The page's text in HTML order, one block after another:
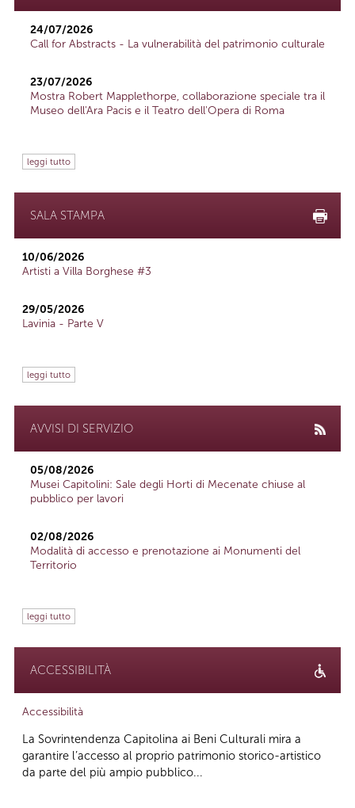
24/07/2026
Call for Abstracts - La vulnerabilità del patrimonio culturale
23/07/2026
Mostra Robert Mapplethorpe, collaborazione speciale tra il
Museo dell'Ara Pacis e il Teatro dell'Opera di Roma
leggi tutto
SALA STAMPA
10/06/2026
Artisti a Villa Borghese #3
29/05/2026
Lavinia - Parte V
leggi tutto
AVVISI DI SERVIZIO
05/08/2026
Musei Capitolini: Sale degli Horti di Mecenate chiuse al
pubblico per lavori
02/08/2026
Modalità di accesso e prenotazione ai Monumenti del
Territorio
leggi tutto
ACCESSIBILITÀ
Accessibilità
La Sovrintendenza Capitolina ai Beni Culturali mira a
garantire l’accesso al proprio patrimonio storico-artistico
da parte del più ampio pubblico...